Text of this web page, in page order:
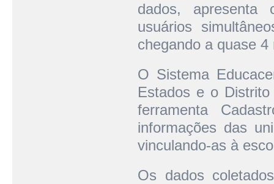
dados, apresenta
usuários
chegando a quase
O Sistema
Estados e o
ferramenta
informações das
vinculando-as à
Os dados